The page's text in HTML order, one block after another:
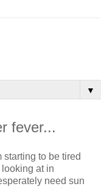
▼
fever...
starting to be tired
at in
need sun